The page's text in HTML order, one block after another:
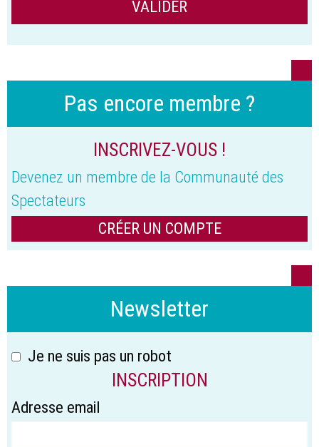
Pas encore membre ?
INSCRIVEZ-VOUS !
Devenez un membre de la Communauté des
Spectateurs
CRÉER UN COMPTE
Newsletter
Je ne suis pas un robot
INSCRIPTION
Adresse email